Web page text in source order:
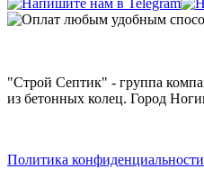
"Строй Септик" - группа
из бетонных колец. Город
Политика конфиденциальности